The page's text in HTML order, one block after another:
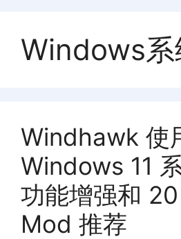
Windows系
Windhawk 使
Windows 11
功能增强和
Mod 推荐